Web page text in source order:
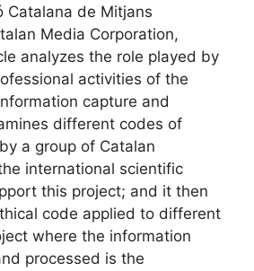
Catalana de Mitjans
Media Corporation,
analyzes the role played by
activities of the
capture and
different codes of
a group of Catalan
international scientific
this project; and it then
code applied to different
where the information
processed is the